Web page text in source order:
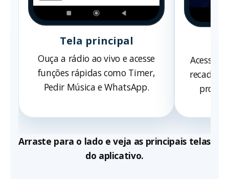
Tela principal
Ouça a rádio ao vivo e acesse
funções rápidas como Timer,
Pedir Música e WhatsApp.
Acesse
recados,
Arraste para o lado e veja as principais telas
do aplicativo.